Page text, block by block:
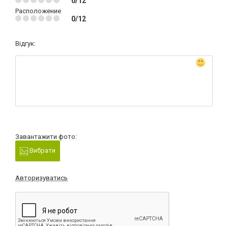
Расположение
0/12
Відгук:
Завантажити фото:
Вибрати
Авторизуватись